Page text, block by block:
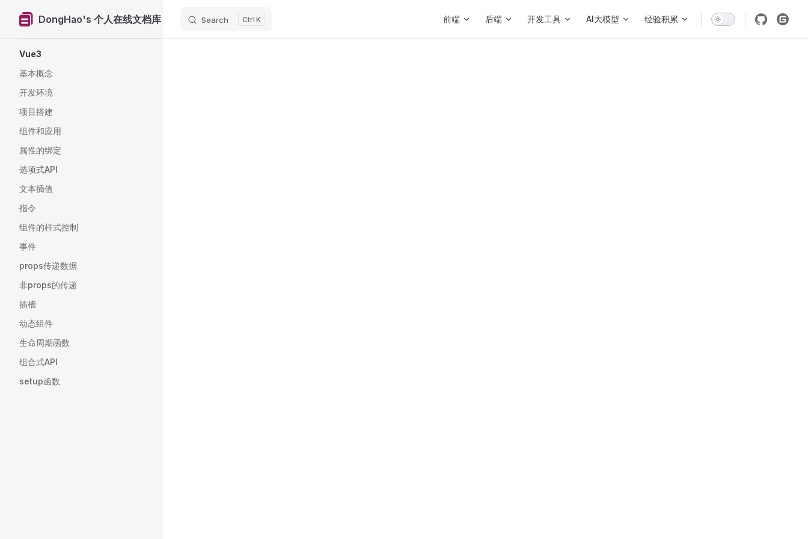
Skip to content
DongHao's 个人在线文档库 Search K 前端 后端 开发工具 AI大模型 经验积累
Vue3
基本概念
开发环境
项目搭建
组件和应用
属性的绑定
选项式API
文本插值
指令
组件的样式控制
事件
props传递数据
非props的传递
插槽
动态组件
生命周期函数
组合式API
setup函数